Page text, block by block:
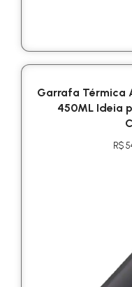
Garrafa Térmica
450ML Ideia
R$